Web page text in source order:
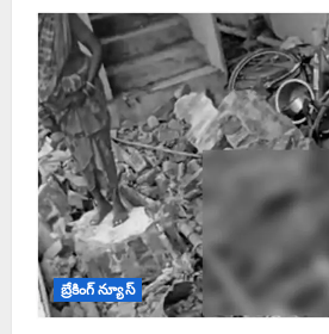
బ్రేకింగ్ న్యూస్